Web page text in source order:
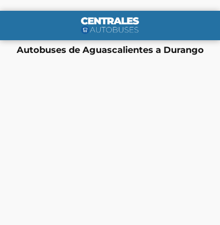
Autobuses de Aguascalientes a Durango